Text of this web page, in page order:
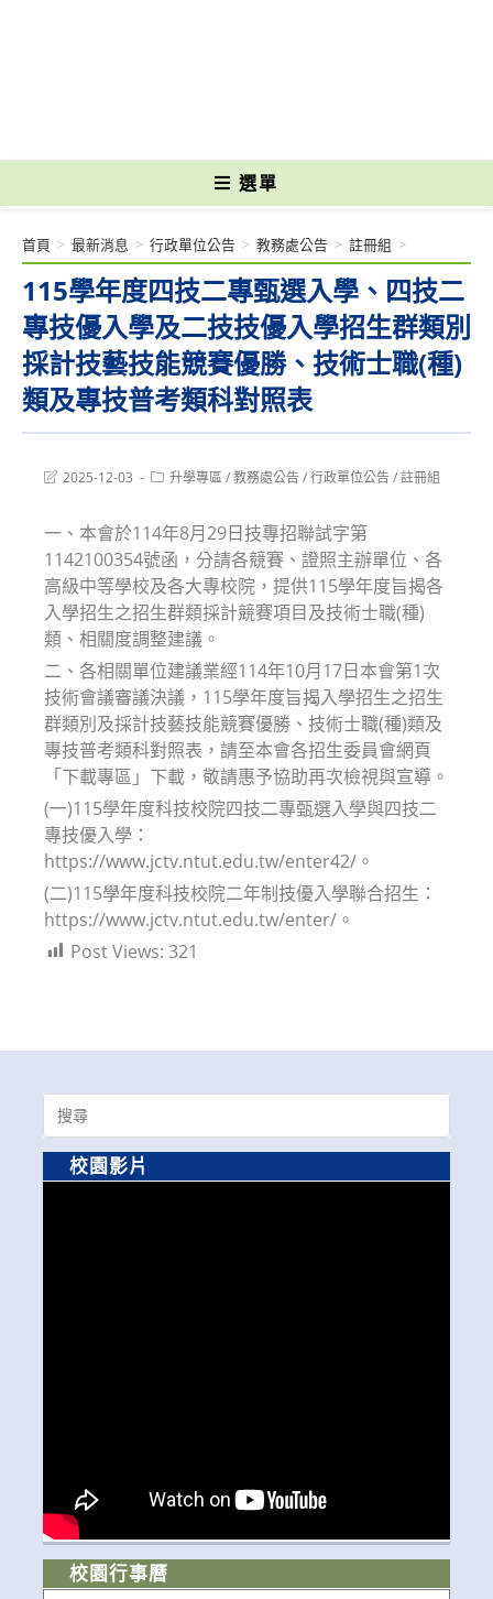
選單
115學年度四技二專甄選入學、四技二
專技優入學及二技技優入學招生群類別
採計技藝技能競賽優勝、技術士職(種)
類及專技普考類科對照表
首頁 > 最新消息 > 行政單位公告 > 教務處公告 > 註冊組 >
Post2025-12-03
Post升學專區/教務處公告/行政單位公告/註冊組
一、本會於114年8月29日技專招聯試字第
1142100354號函，分請各競賽、證照主辦單位、各
高級中等學校及各大專校院，提供115學年度旨揭各
入學招生之招生群類採計競賽項目及技術士職(種)
類、相關度調整建議。
二、各相關單位建議業經114年10月17日本會第1次
技術會議審議決議，115學年度旨揭入學招生之招生
群類別及採計技藝技能競賽優勝、技術士職(種)類及
專技普考類科對照表，請至本會各招生委員會網頁
「下載專區」下載，敬請惠予協助再次檢視與宣導。
(一)115學年度科技校院四技二專甄選入學與四技二
專技優入學：
https://www.jctv.ntut.edu.tw/enter42/。
(二)115學年度科技校院二年制技優入學聯合招生：
https://www.jctv.ntut.edu.tw/enter/。
Post Views: 321
Search
for:
校園影片
校園行事曆